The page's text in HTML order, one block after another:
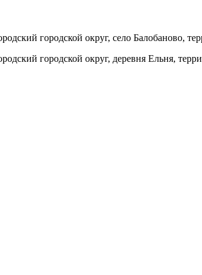
городской округ, село Балобаново,
городской округ, деревня Ельня,